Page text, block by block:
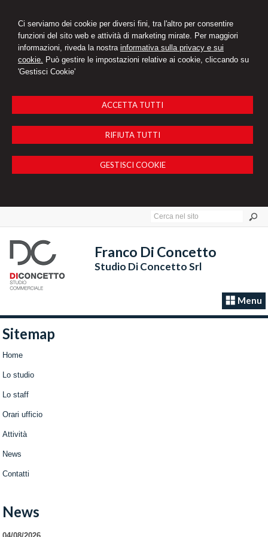
Ci serviamo dei cookie per diversi fini, tra l'altro per consentire
funzioni del sito web e attività di marketing mirate. Per maggiori
informazioni, riveda la nostra informativa sulla privacy e sui
cookie. Può gestire le impostazioni relative ai cookie, cliccando su
'Gestisci Cookie'
ACCETTA TUTTI
RIFIUTA TUTTI
GESTISCI COOKIE
Franco Di Concetto
Studio Di Concetto Srl
Menu
Sitemap
Home
Lo studio
Lo staff
Orari ufficio
Attività
News
Contatti
News